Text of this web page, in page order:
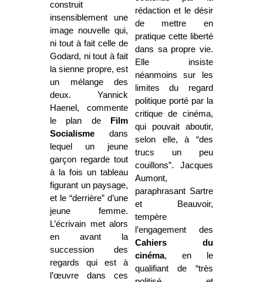
construit
insensiblement une
image nouvelle qui,
ni tout à fait celle de
Godard, ni tout à fait
la sienne propre, est
un mélange des
deux. Yannick
Haenel, commente
le plan de
Film
Socialismedans
lequel un jeune
garçon regarde tout
à la fois un tableau
figurant un paysage,
et le “derrière” d’une
jeune femme.
L’écrivain met alors
en avant la
succession des
regards qui est à
l’œuvre dans ces
rédaction et le désir
de mettre en
pratique cette liberté
dans sa propre vie.
Elle insiste
néanmoins sur les
limites du regard
politique porté par la
critique de cinéma,
qui pouvait aboutir,
selon elle, à “des
trucs un peu
couillons”. Jacques
Aumont,
paraphrasant Sartre
et Beauvoir,
tempère
l’engagement des
Cahiers du
cinéma, en le
qualifiant de “très